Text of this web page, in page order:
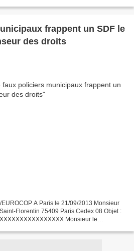
frappent un SDF le
des droits
A Paris le 21/09/2013 Monsieur
Florentin 75409 Paris Cedex 08 Objet :
Monsieur le